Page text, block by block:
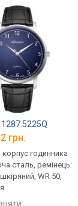
грн.
корпус годинника
сталь, ремінець:
WR 50,